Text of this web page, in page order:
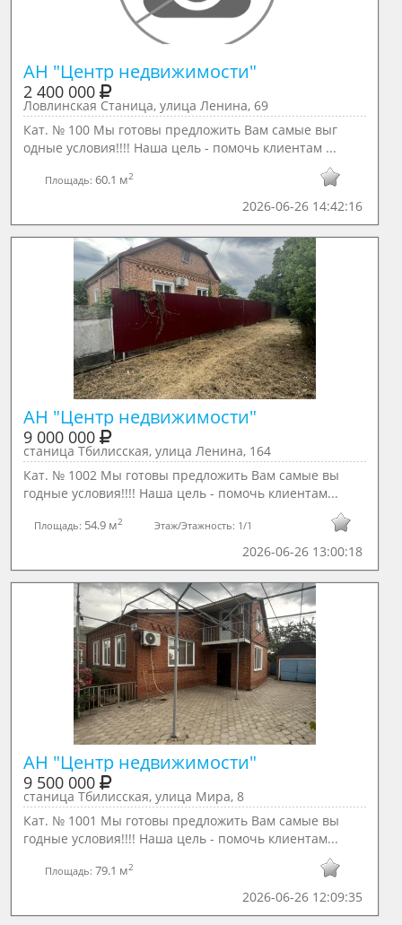
АН "Центр недвижимости"
2 400 000
Ловлинская Станица, улица Ленина, 69
Кат. № 100 Мы готовы предложить Вам самые выг
одные условия!!!! Наша цель - помочь клиентам ...
Площадь:60.1 м2
2026-06-26 14:42:16
АН "Центр недвижимости"
9 000 000
станица Тбилисская, улица Ленина, 164
Кат. № 1002 Мы готовы предложить Вам самые вы
годные условия!!!! Наша цель - помочь клиентам...
Площадь: 54.9 м2 Этаж/Этажность: 1/1
2026-06-26 13:00:18
АН "Центр недвижимости"
9 500 000
станица Тбилисская, улица Мира, 8
Кат. № 1001 Мы готовы предложить Вам самые вы
годные условия!!!! Наша цель - помочь клиентам...
Площадь:79.1 м2
2026-06-26 12:09:35